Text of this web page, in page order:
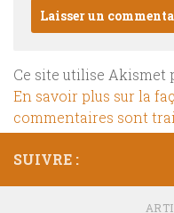
Ce site utilise Akismet
En savoir plus sur la
commentaires sont
SUIVRE :